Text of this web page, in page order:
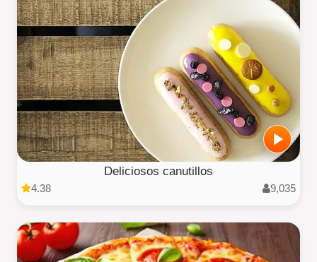
Deliciosos canutillos
4.38 9,035